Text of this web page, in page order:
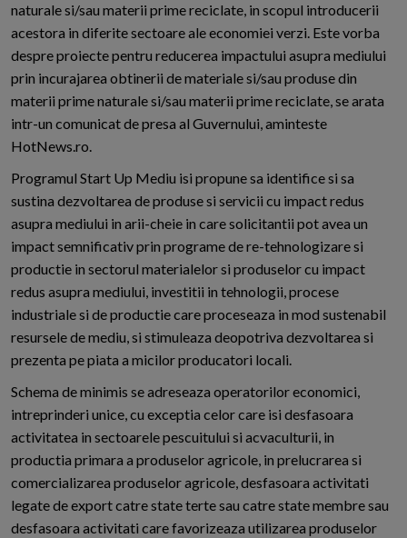
naturale si/sau materii prime reciclate, in scopul introducerii
acestora in diferite sectoare ale economiei verzi. Este vorba
despre proiecte pentru reducerea impactului asupra mediului
prin incurajarea obtinerii de materiale si/sau produse din
materii prime naturale si/sau materii prime reciclate, se arata
intr-un comunicat de presa al Guvernului, aminteste
HotNews.ro.
Programul Start Up Mediu isi propune sa identifice si sa
sustina dezvoltarea de produse si servicii cu impact redus
asupra mediului in arii-cheie in care solicitantii pot avea un
impact semnificativ prin programe de re-tehnologizare si
productie in sectorul materialelor si produselor cu impact
redus asupra mediului, investitii in tehnologii, procese
industriale si de productie care proceseaza in mod sustenabil
resursele de mediu, si stimuleaza deopotriva dezvoltarea si
prezenta pe piata a micilor producatori locali.
Schema de minimis se adreseaza operatorilor economici,
intreprinderi unice, cu exceptia celor care isi desfasoara
activitatea in sectoarele pescuitului si acvaculturii, in
productia primara a produselor agricole, in prelucrarea si
comercializarea produselor agricole, desfasoara activitati
legate de export catre state terte sau catre state membre sau
desfasoara activitati care favorizeaza utilizarea produselor